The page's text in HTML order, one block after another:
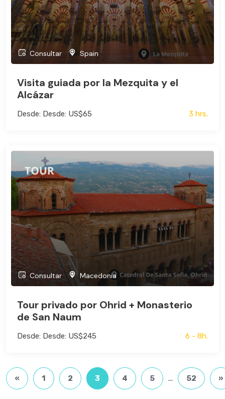
Consultar Spain
Visita guiada por la Mezquita y el
Alcázar
Desde: Desde: US$65 3 hrs.
Consultar Macedonia
Tour privado por Ohrid + Monasterio
de San Naum
Desde: Desde: US$245 6 - 8h.
« 1 2 3 4 5 ... 52 »